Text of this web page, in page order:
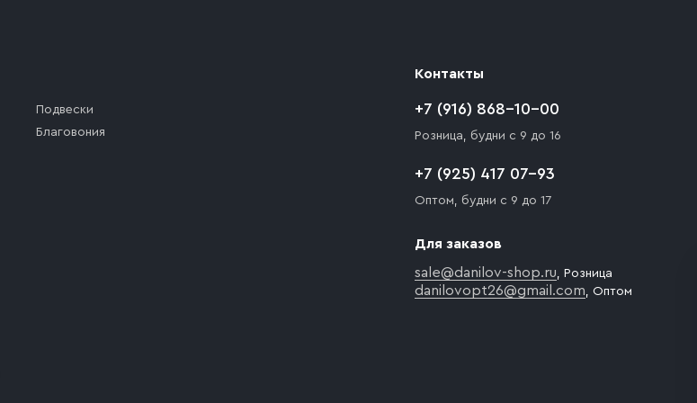
Подвески
Благовония
Контакты
+7 (916) 868-10-00
Розница, будни с 9 до 16
+7 (925) 417 07-93
Оптом, будни с 9 до 17
Для заказов
sale@danilov-shop.ru, Розница
danilovopt26@gmail.com, Оптом